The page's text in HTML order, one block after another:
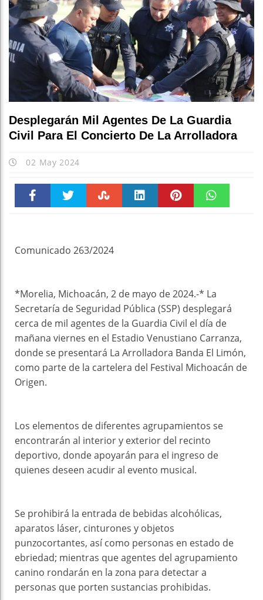
Desplegarán Mil Agentes De La Guardia
Civil Para El Concierto De La Arrolladora
02 May 2024
Comunicado 263/2024
*Morelia, Michoacán, 2 de mayo de 2024.-* La
Secretaría de Seguridad Pública (SSP) desplegará
cerca de mil agentes de la Guardia Civil el día de
mañana viernes en el Estadio Venustiano Carranza,
donde se presentará La Arrolladora Banda El Limón,
como parte de la cartelera del Festival Michoacán de
Origen.
Los elementos de diferentes agrupamientos se
encontrarán al interior y exterior del recinto
deportivo, donde apoyarán para el ingreso de
quienes deseen acudir al evento musical.
Se prohibirá la entrada de bebidas alcohólicas,
aparatos láser, cinturones y objetos
punzocortantes, así como personas en estado de
ebriedad; mientras que agentes del agrupamiento
canino rondarán en la zona para detectar a
personas que porten sustancias prohibidas.